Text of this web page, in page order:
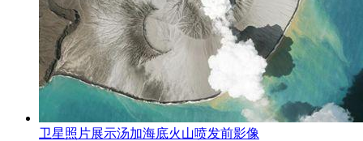
卫星照片展示汤加海底火山喷发前影像